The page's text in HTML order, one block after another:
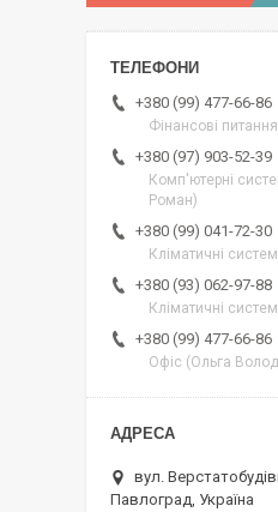
+380 (99) 477-66-86
Фінансові питання
+380 (97) 903-52-39
Комп'ютерні
Роман)
+380 (99) 041-72-30
Кліматичні
+380 (93) 062-97-88
Кліматичні
+380 (99) 477-66-86
Офіс (Ольга
вул.
Павлоград, Україна